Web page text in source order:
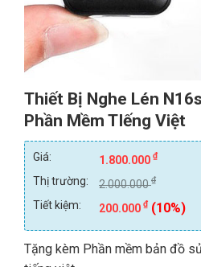
Thiết Bị Nghe Lén
Phần Mềm TIếng Việt
Giá: 1.800.000 ₫
Thị trường: 2.000.000₫
Tiết kiệm: 200.000 ₫ (10%)
Tặng kèm Phần mềm bản đồ